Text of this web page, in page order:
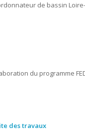
de bassin
du programme
des travaux